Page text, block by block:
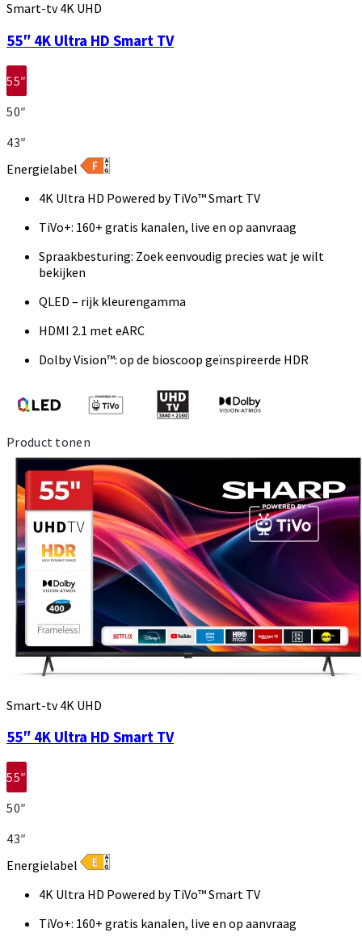
Smart-tv 4K UHD
55″ 4K Ultra HD Smart TV
55″
50″
43″
Energielabel
4K Ultra HD Powered by TiVo™ Smart TV
TiVo+: 160+ gratis kanalen, live en op aanvraag
Spraakbesturing: Zoek eenvoudig precies wat je wilt
bekijken
QLED – rijk kleurengamma
HDMI 2.1 met eARC
Dolby Vision™: op de bioscoop geïnspireerde HDR
Product tonen
Smart-tv 4K UHD
55″ 4K Ultra HD Smart TV
55″
50″
43″
Energielabel
4K Ultra HD Powered by TiVo™ Smart TV
TiVo+: 160+ gratis kanalen, live en op aanvraag